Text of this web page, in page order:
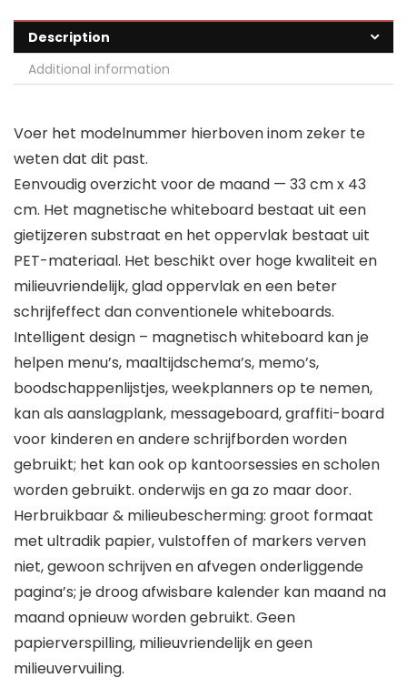
Description
Additional information
Voer het modelnummer hierboven inom zeker te
weten dat dit past.
Eenvoudig overzicht voor de maand — 33 cm x 43
cm. Het magnetische whiteboard bestaat uit een
gietijzeren substraat en het oppervlak bestaat uit
PET-materiaal. Het beschikt over hoge kwaliteit en
milieuvriendelijk, glad oppervlak en een beter
schrijfeffect dan conventionele whiteboards.
Intelligent design – magnetisch whiteboard kan je
helpen menu’s, maaltijdschema’s, memo’s,
boodschappenlijstjes, weekplanners op te nemen,
kan als aanslagplank, messageboard, graffiti-board
voor kinderen en andere schrijfborden worden
gebruikt; het kan ook op kantoorsessies en scholen
worden gebruikt. onderwijs en ga zo maar door.
Herbruikbaar & milieubescherming: groot formaat
met ultradik papier, vulstoffen of markers verven
niet, gewoon schrijven en afvegen onderliggende
pagina’s; je droog afwisbare kalender kan maand na
maand opnieuw worden gebruikt. Geen
papierverspilling, milieuvriendelijk en geen
milieuvervuiling.